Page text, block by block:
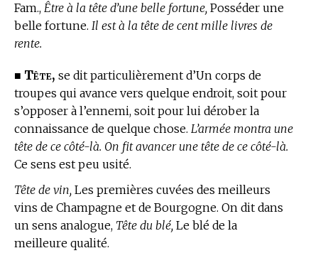
Fam., Être à la tête d’une belle fortune, Posséder une
belle fortune. Il est à la tête de cent mille livres de
rente.
■ Tête, se dit particulièrement d’Un corps de
troupes qui avance vers quelque endroit, soit pour
s’opposer à l’ennemi, soit pour lui dérober la
connaissance de quelque chose. L’armée montra une
tête de ce côté-là. On fit avancer une tête de ce côté-là.
Ce sens est peu usité.
Tête de vin, Les premières cuvées des meilleurs
vins de Champagne et de Bourgogne. On dit dans
un sens analogue, Tête du blé, Le blé de la
meilleure qualité.